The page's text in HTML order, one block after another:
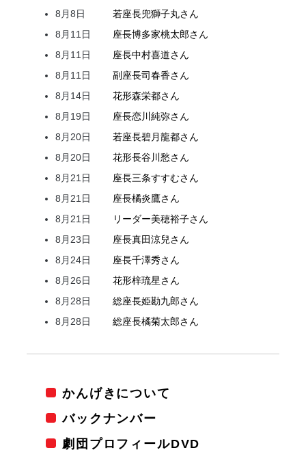
8月8日
若座長兜獅子丸さん
8月11日
座長博多家桃太郎さん
8月11日
座長中村喜道さん
8月11日
副座長司春香さん
8月14日
花形森栄都さん
8月19日
座長恋川純弥さん
8月20日
若座長碧月龍都さん
8月20日
花形長谷川愁さん
8月21日
座長三条すすむさん
8月21日
座長橘炎鷹さん
8月21日
リーダー美穂裕子さん
8月23日
座長真田涼兒さん
8月24日
座長千澤秀さん
8月26日
花形梓琉星さん
8月28日
総座長姫勘九郎さん
8月28日
総座長橘菊太郎さん
かんげきについて
バックナンバー
劇団プロフィールDVD